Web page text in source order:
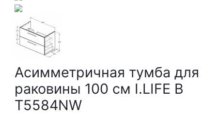
Асимметричная тумба для
раковины 100 см I.LIFE B
T5584NW